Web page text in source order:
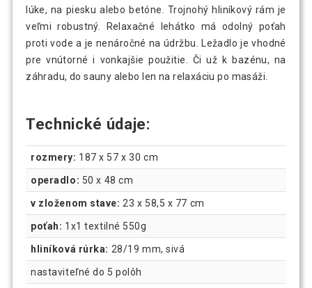
lúke, na piesku alebo betóne. Trojnohý hliníkový rám je
veľmi robustný. Relaxačné lehátko má odolný poťah
proti vode a je nenáročné na údržbu. Ležadlo je vhodné
pre vnútorné i vonkajšie použitie. Či už k bazénu, na
záhradu, do sauny alebo len na relaxáciu po masáži.
Technické údaje:
rozmery: 187 x 57 x 30 cm
operadlo: 50 x 48 cm
v zloženom stave: 23 x 58,5 x 77 cm
poťah: 1x1 textilné 550g
hliníková rúrka: 28/19 mm, sivá
nastaviteľné do 5 polôh